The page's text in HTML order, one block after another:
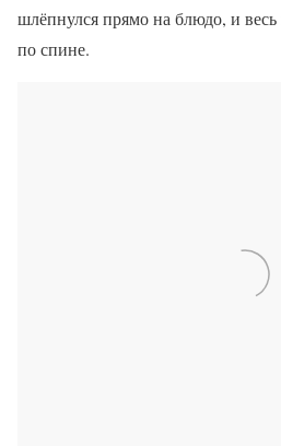
шлёпнулся прямо на блюдо, и весь
по спине.